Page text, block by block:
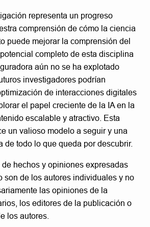
representa un progreso
comprensión de cómo la ciencia
puede mejorar la comprensión del
completo de esta disciplina
aún no se ha explotado
investigadores podrían
de interacciones digitales
el papel creciente de la IA en la
escalable y atractivo. Esta
un valioso modelo a seguir y una
de todo lo que queda por descubrir.
de hechos y opiniones expresadas
son de los autores individuales y no
las opiniones de la
los editores de la publicación o
los autores.